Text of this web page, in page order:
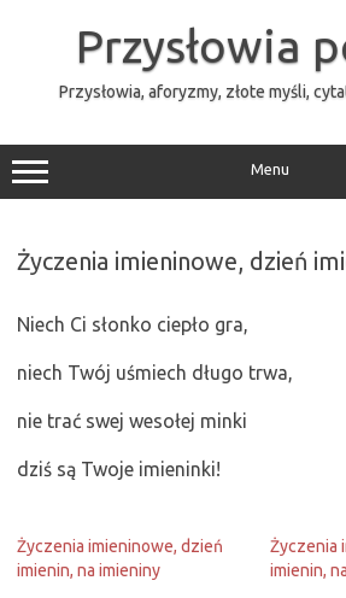
Przysłowia
Przysłowia, aforyzmy, złote myśli,
Menu
Życzenia imieninowe, dzień
Niech Ci słonko ciepło gra,
niech Twój uśmiech długo trwa,
nie trać swej wesołej minki
dziś są Twoje imieninki!
Życzenia imieninowe, dzień
imienin, na imieniny
Życzenia
imienin,